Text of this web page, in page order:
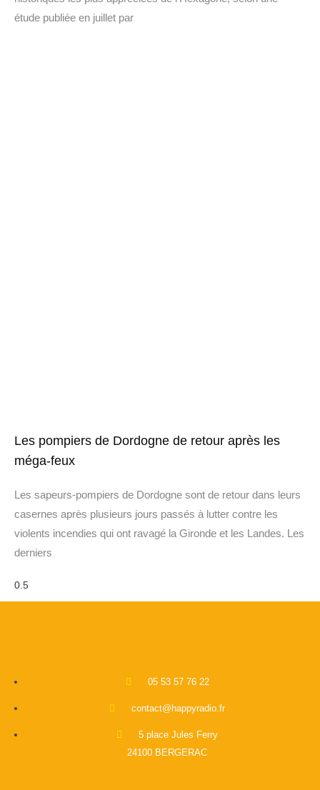
étude publiée en juillet par
Les pompiers de Dordogne de retour après les
méga-feux
Les sapeurs-pompiers de Dordogne sont de retour dans leurs
casernes après plusieurs jours passés à lutter contre les
violents incendies qui ont ravagé la Gironde et les Landes. Les
derniers
05 53 57 76 22
contact@happyradio.fr
5 place Jules Ferry
24100 BERGERAC